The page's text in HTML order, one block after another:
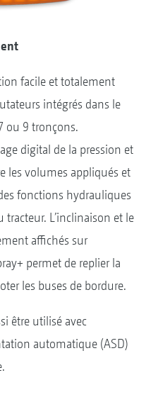
facile et totalement
intégrés dans le
ou 9 tronçons.
digital de la pression et
les volumes appliqués et
fonctions hydrauliques
tracteur. L’inclinaison et le
affichés sur
permet de replier la
les buses de bordure.
être utilisé avec
automatique (ASD)